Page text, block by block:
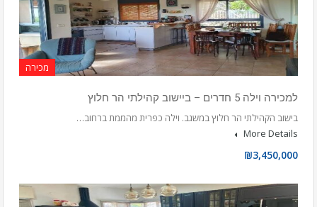
מכירה
למכירה וילה 5 חדרים – ביישוב קהילתי הר חלוץ
בישוב הקהילתי הר חלוץ במשגב. וילה כפרית מהממת ברחוב…
More Details
₪3,450,000